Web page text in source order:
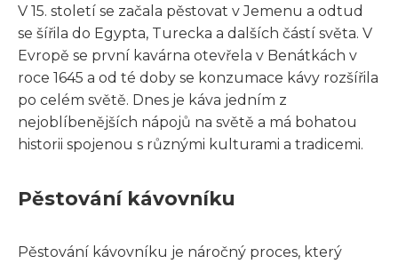
V 15. století se začala pěstovat v Jemenu a odtud
se šířila do Egypta, Turecka a dalších částí světa. V
Evropě se první kavárna otevřela v Benátkách v
roce 1645 a od té doby se konzumace kávy rozšířila
po celém světě. Dnes je káva jedním z
nejoblíbenějších nápojů na světě a má bohatou
historii spojenou s různými kulturami a tradicemi.
Pěstování kávovníku
Pěstování kávovníku je náročný proces, který